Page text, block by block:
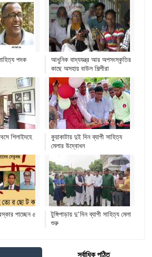
পদক
আধুনিক বাদ্যযন্ত্র আর অপসংস্কৃতির
কাছে অসহায় বাউল শিল্পীরা
শিলাইদহে
কুয়াকাটায় দুই দিন ব্যাপী সাহিত্য
মেলার উদ্বোধন
পাচ্ছেন ৫
টুঙ্গিপাড়ায় দু’দিন ব্যাপী সাহিত্য মেলা
শুরু
সর্বাধিক পঠিত